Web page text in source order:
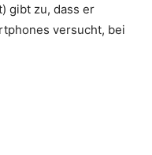
gibt zu, dass er
versucht, bei